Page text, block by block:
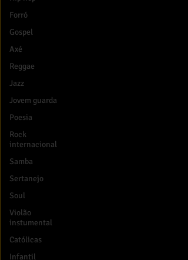
Forró
Gospel
Axé
Reggae
Jazz
Jovem guarda
Poesia
Rock
internacional
Samba
Sertanejo
Soul
Violão
instumental
Católicas
Infantil